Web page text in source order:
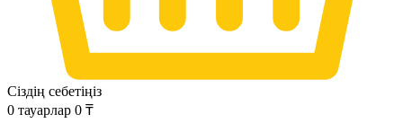
Сіздің себетіңіз
0 тауарлар 0 ₸